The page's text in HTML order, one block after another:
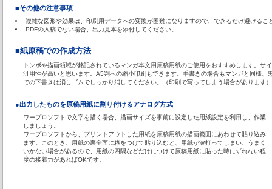
■その他の注意事項
複雑な図形や効果は、印刷用データへの変換が困難になりますので、できるだけ避けるこ
PDFの入稿でない場合、出力見本を添付してください。
■紙原稿での作成方法
トンボや描画領域が銘記されているマンガ本文用原稿用紙のご使用をおすすめします。サ
汎用性が高いと思います。A5判への縮小印刷もできます。手書きの場合もマンガと同様
での下書きは消しゴムでしっかり消してください。（印刷で写ってしまう場合があります）
●出力したものを原稿用紙に割り付けるアナログ方式
ワープロソフトで文字を描く場合、描画サイズを事前に設定した用紙設定を利用し、作業
しましょう。
ワープロソフトから、プリントアウトした用紙を原稿用紙の描画範囲にあわせて貼り込み
ます。このとき、用紙の裏全面に糊をつけて貼り込むと、用紙が波打ってしまい、うまく
いかない場合があるので、用紙の四隅などだけにつけて原稿用紙に貼った時にずれない程
度の接着力があればOKです。